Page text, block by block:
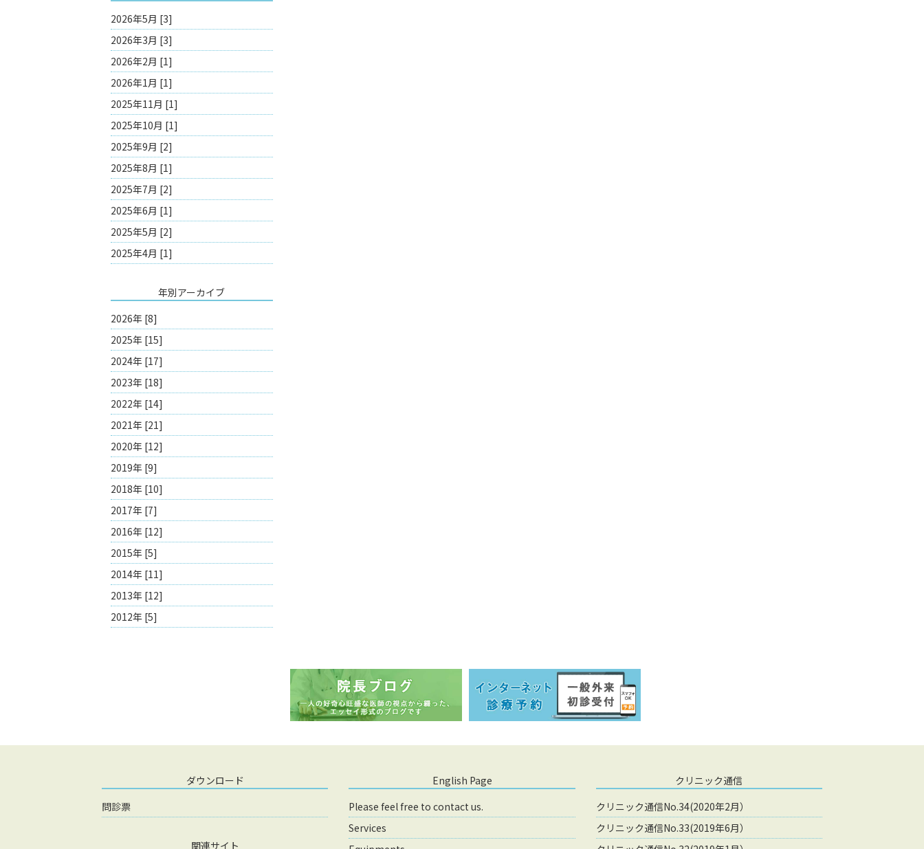
2026年5月 [3]
2026年3月 [3]
2026年2月 [1]
2026年1月 [1]
2025年11月 [1]
2025年10月 [1]
2025年9月 [2]
2025年8月 [1]
2025年7月 [2]
2025年6月 [1]
2025年5月 [2]
2025年4月 [1]
年別アーカイブ
2026年 [8]
2025年 [15]
2024年 [17]
2023年 [18]
2022年 [14]
2021年 [21]
2020年 [12]
2019年 [9]
2018年 [10]
2017年 [7]
2016年 [12]
2015年 [5]
2014年 [11]
2013年 [12]
2012年 [5]
ダウンロード
問診票
関連サイト
English Page
Please feel free to contact us.
Services
クリニック通信
クリニック通信No.34(2020年2月）
クリニック通信No.33(2019年6月）